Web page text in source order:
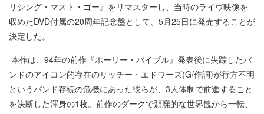
リシング・マスト・ゴー』をリマスターし、当時のライヴ映像を
収めたDVD付属の20周年記念盤として、5月25日に発売することが
決定した。
本作は、94年の前作『ホーリー・バイブル』発表後に失踪したバ
ンドのアイコン的存在のリッチー・エドワーズ(G/作詞)が行方不明
というバンド存続の危機にあった彼らが、3人体制で前進すること
を決断した渾身の1枚。前作のダークで頽廃的な世界観から一転、